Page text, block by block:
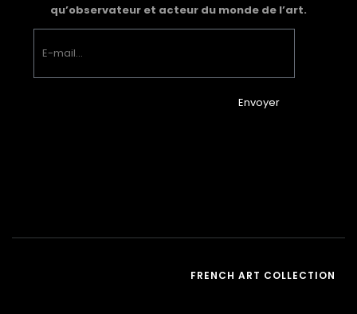
qu’observateur et acteur du monde de l’art.
Envoyer
FRENCH ART COLLECTION